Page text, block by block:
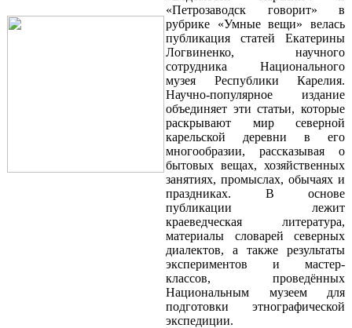
«Петрозаводск говорит» в
рубрике «Умные вещи» велась
публикация статей Екатерины
Логвиненко, научного
сотрудника Национального
музея Республики Карелия.
Научно-популярное издание
объединяет эти статьи, которые
раскрывают мир северной
карельской деревни в его
многообразии, рассказывая о
бытовых вещах, хозяйственных
занятиях, промыслах, обычаях и
праздниках. В основе
публикации лежит
краеведческая литература,
материалы словарей северных
диалектов, а также результаты
экспериментов и мастер-
классов, проведённых
Национальным музеем для
подготовки этнографической
экспедиции.